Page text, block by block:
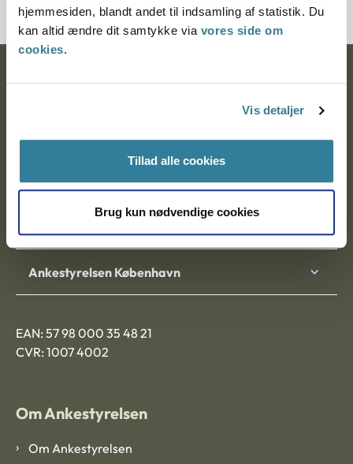
hjemmesiden, blandt andet til indsamling af statistik. Du
kan altid ændre dit samtykke via vores side om
cookies.
Vis detaljer
Tillad alle cookies
Brug kun nødvendige cookies
Ankestyrelsen
Nytorv 7, 2. sal
Ankestyrelsen København
EAN: 57 98 000 35 48 21
CVR: 1007 4002
Om Ankestyrelsen
Om Ankestyrelsen